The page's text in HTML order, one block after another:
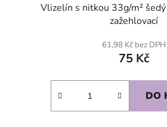
Vlizelín s nitkou 33g/m²
zažehlovací
61,98 Kč bez DPH
75 Kč
DO